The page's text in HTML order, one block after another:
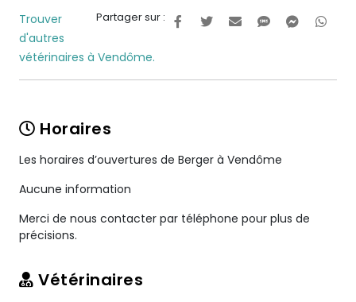
Partager sur :
Trouver
d'autres
vétérinaires à Vendôme.
Horaires
Les horaires d’ouvertures de Berger à Vendôme
Aucune information
Merci de nous contacter par téléphone pour plus de
précisions.
Vétérinaires